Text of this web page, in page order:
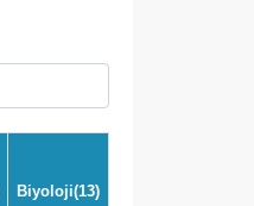
Biyoloji(13)